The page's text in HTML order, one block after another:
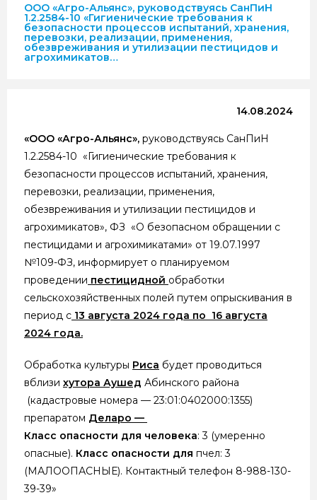
ООО «Агро-Альянс», руководствуясь СанПиН
1.2.2584-10 «Гигиенические требования к
безопасности процессов испытаний, хранения,
перевозки, реализации, применения,
обезвреживания и утилизации пестицидов и
агрохимикатов…
14.08.2024
«ООО «Агро-Альянс», руководствуясь СанПиН
1.2.2584-10 «Гигиенические требования к
безопасности процессов испытаний, хранения,
перевозки, реализации, применения,
обезвреживания и утилизации пестицидов и
агрохимикатов», ФЗ «О безопасном обращении с
пестицидами и агрохимикатами» от 19.07.1997
№109-ФЗ, информирует о планируемом
проведении пестицидной обработки
сельскохозяйственных полей путем опрыскивания в
период с 13 августа 2024 года по 16 августа
2024 года.
Обработка культуры Риса будет проводиться
вблизи хутора Аушед Абинского района
(кадастровые номера — 23:01:0402000:1355)
препаратом Деларо —
Класс опасности для человека: 3 (умеренно
опасные). Класс опасности для пчел: 3
(МАЛООПАСНЫЕ). Контактный телефон 8-988-130-
39-39»